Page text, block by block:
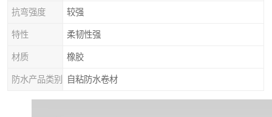
抗弯强度 较强
特性 柔韧性强
材质 橡胶
防水产品类别 自粘防水卷材